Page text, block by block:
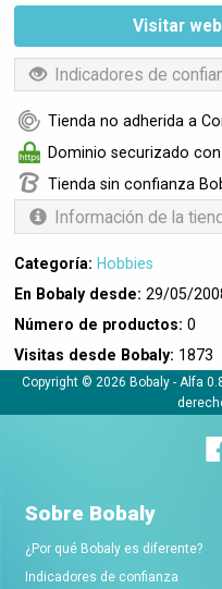
Visitar
Indicadores de
Tienda no adherida a
Dominio securizado
Tienda sin confianza
Información de la
Categoría: Hobbies
En Bobaly desde: 29/05/
Número de productos: 0
Visitas desde Bobaly: 1873
Copyright © 2026 Bobaly - Alfa
Sobre Bobaly
¿Por qué Bobaly es diferente?
Indicadores de confianza